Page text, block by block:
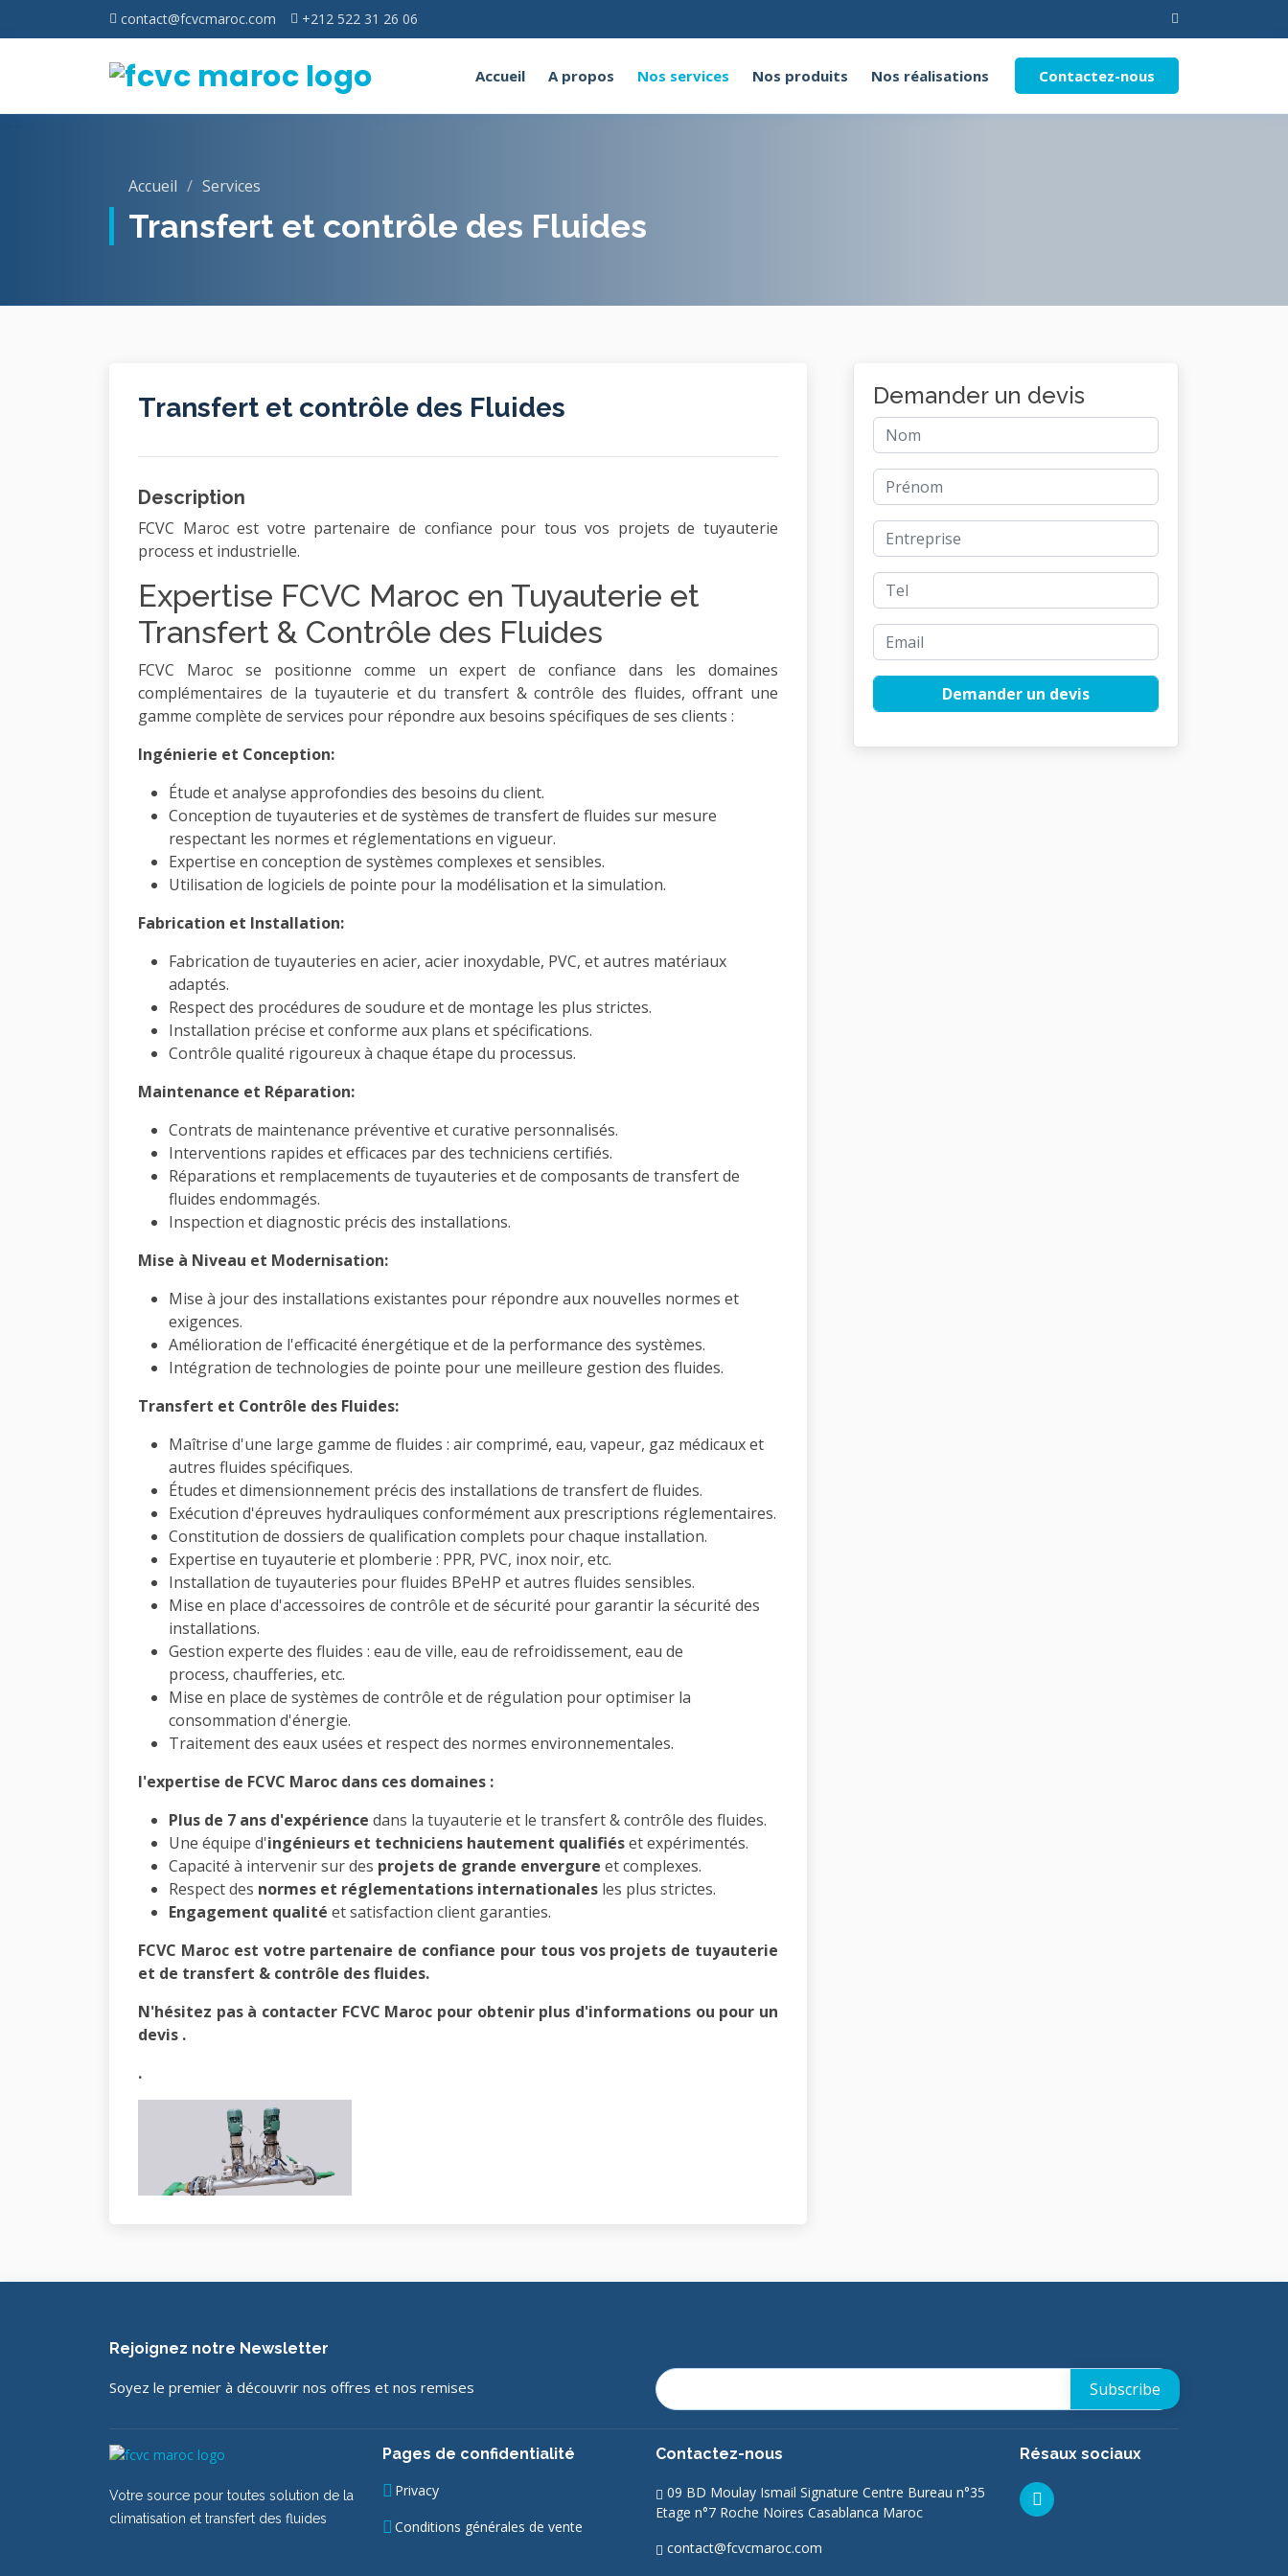
contact@fcvcmaroc.com +212 522 31 26 06
Accueil A propos Nos services Nos produits Nos réalisations Contactez-nous
Accueil Services
Transfert et contrôle des Fluides
Transfert et contrôle des Fluides
Description
FCVC Maroc est votre partenaire de confiance pour tous vos projets de tuyauterie
process et industrielle.
Expertise FCVC Maroc en Tuyauterie et
Transfert & Contrôle des Fluides
FCVC Maroc se positionne comme un expert de confiance dans les domaines
complémentaires de la tuyauterie et du transfert & contrôle des fluides, offrant une
gamme complète de services pour répondre aux besoins spécifiques de ses clients :
Ingénierie et Conception:
Étude et analyse approfondies des besoins du client.
Conception de tuyauteries et de systèmes de transfert de fluides sur mesure
respectant les normes et réglementations en vigueur.
Expertise en conception de systèmes complexes et sensibles.
Utilisation de logiciels de pointe pour la modélisation et la simulation.
Fabrication et Installation:
Fabrication de tuyauteries en acier, acier inoxydable, PVC, et autres matériaux
adaptés.
Respect des procédures de soudure et de montage les plus strictes.
Installation précise et conforme aux plans et spécifications.
Contrôle qualité rigoureux à chaque étape du processus.
Maintenance et Réparation:
Contrats de maintenance préventive et curative personnalisés.
Interventions rapides et efficaces par des techniciens certifiés.
Réparations et remplacements de tuyauteries et de composants de transfert de
fluides endommagés.
Inspection et diagnostic précis des installations.
Mise à Niveau et Modernisation:
Mise à jour des installations existantes pour répondre aux nouvelles normes et
exigences.
Amélioration de l'efficacité énergétique et de la performance des systèmes.
Intégration de technologies de pointe pour une meilleure gestion des fluides.
Transfert et Contrôle des Fluides:
Maîtrise d'une large gamme de fluides : air comprimé, eau, vapeur, gaz médicaux et
autres fluides spécifiques.
Études et dimensionnement précis des installations de transfert de fluides.
Exécution d'épreuves hydrauliques conformément aux prescriptions réglementaires.
Constitution de dossiers de qualification complets pour chaque installation.
Expertise en tuyauterie et plomberie : PPR, PVC, inox noir, etc.
Installation de tuyauteries pour fluides BPeHP et autres fluides sensibles.
Mise en place d'accessoires de contrôle et de sécurité pour garantir la sécurité des
installations.
Gestion experte des fluides : eau de ville, eau de refroidissement, eau de
process, chaufferies, etc.
Mise en place de systèmes de contrôle et de régulation pour optimiser la
consommation d'énergie.
Traitement des eaux usées et respect des normes environnementales.
l'expertise de FCVC Maroc dans ces domaines :
Plus de 7 ans d'expérience dans la tuyauterie et le transfert & contrôle des fluides.
Une équipe d'ingénieurs et techniciens hautement qualifiéset expérimentés.
Capacité à intervenir sur des projets de grande envergure et complexes.
Respect des normes et réglementations internationales les plus strictes.
Engagement qualité et satisfaction client garanties.
FCVC Maroc est votre partenaire de confiance pour tous vos projets de tuyauterie
et de transfert & contrôle des fluides.
N'hésitez pas à contacter FCVC Maroc pour obtenir plus d'informations ou pour un
devis .
.
Demander un devis
Demander un devis
Rejoignez notre Newsletter
Soyez le premier à découvrir nos offres et nos remises
Votre source pour toutes solution de la
climatisation et transfert des fluides
Pages de confidentialité
Privacy
Conditions générales de vente
Contactez-nous
09 BD Moulay Ismail Signature Centre Bureau n°35
Etage n°7 Roche Noires Casablanca Maroc
contact@fcvcmaroc.com
Résaux sociaux